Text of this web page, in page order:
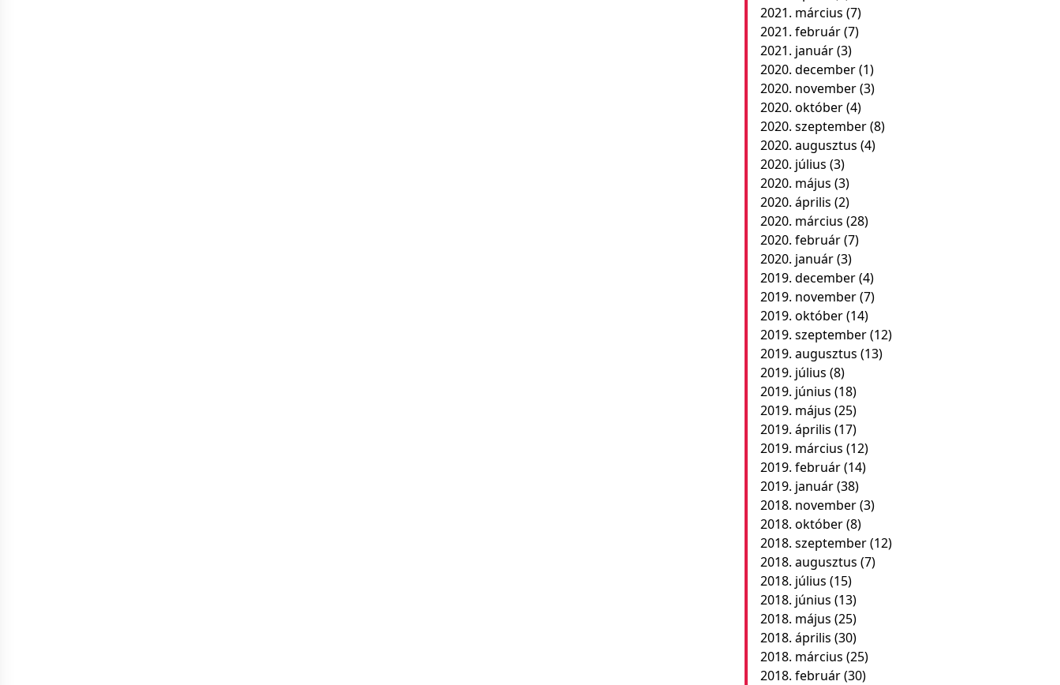
2021. március (7)
2021. február(7)
2021. január(3)
2020. december(1)
2020. november(3)
2020. október(4)
2020. szeptember(8)
2020. augusztus (4)
2020. július (3)
2020. május (3)
2020. április (2)
2020. március (28)
2020. február(7)
2020. január(3)
2019. december(4)
2019. november(7)
2019. október(14)
2019. szeptember(12)
2019. augusztus (13)
2019. július (8)
2019. június (18)
2019. május (25)
2019. április (17)
2019. március (12)
2019. február(14)
2019. január(38)
2018. november(3)
2018. október(8)
2018. szeptember(12)
2018. augusztus (7)
2018. július (15)
2018. június (13)
2018. május (25)
2018. április (30)
2018. március (25)
2018. február(30)